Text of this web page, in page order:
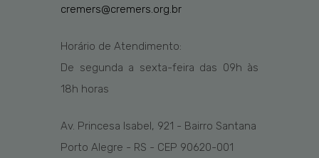
cremers@cremers.org.br
Horário de Atendimento:
De segunda a sexta-feira das 09h às
18h horas
Av. Princesa Isabel, 921 - Bairro Santana
Porto Alegre - RS - CEP 90620-001